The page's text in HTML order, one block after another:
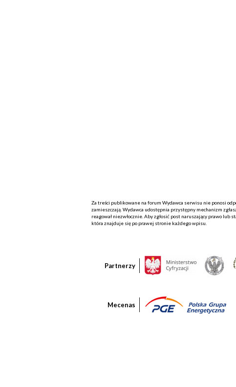
Za treści publikowane na forum Wydawca serwisu nie ponosi
zamieszczają. Wydawca udostępnia przystępny mechanizm
reagował niezwłocznie. Aby zgłosić post naruszający prawo lub
która znajduje się po prawej stronie każdego wpisu.
Partnerzy
Mecenas